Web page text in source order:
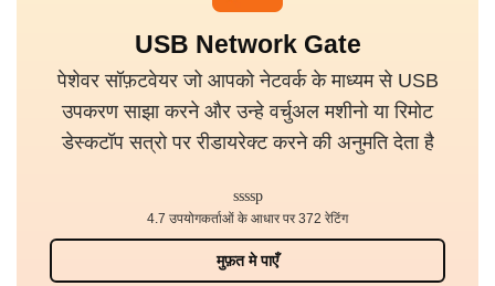
USB Network Gate
पेशेवर सॉफ़टवेयर जो आपको नेटवर्क के माध्यम से USB
उपकरण साझा करने और उन्हे वर्चुअल मशीनो या रिमोट
डेस्कटॉप सत्रो पर रीडायरेक्ट करने की अनुमति देता है
मुफ़त मे पाएँ
4.7 उपयोगकर्ताओं के आधार पर 372 रेटिंग